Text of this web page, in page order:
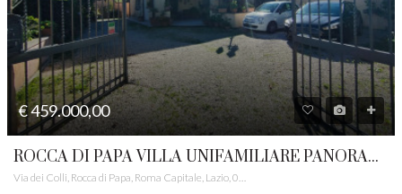
€ 459.000,00
ROCCA DI PAPA VILLA UNIFAMILIARE PANORAMICA CASTELLI ROMANI RIF.0001